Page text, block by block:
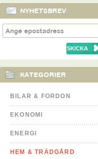
NYHETSBREV
KATEGORIER
BILAR & FORDON
EKONOMI
ENERGI
HEM & TRÄDGÅRD